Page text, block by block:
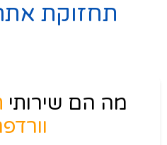
תחזוקת
מה הם שירותי